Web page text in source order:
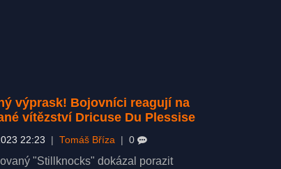
výprask! Bojovníci reagují na
vítězství Dricuse Du Plessise
22:23 Tomáš Bříza 0
"Stillknocks" dokázal porazit